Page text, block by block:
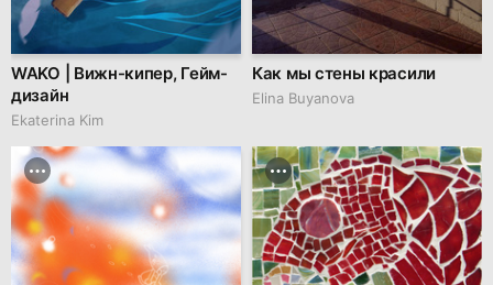
WAKO | Вижн-кипер, Гейм-
дизайн
Ekaterina Kim
Как мы стены красили
Elina Buyanova